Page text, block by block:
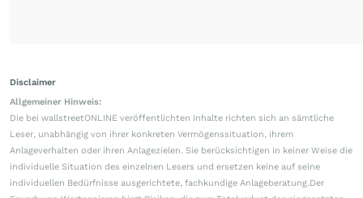
Disclaimer
Allgemeiner Hinweis:
Die bei wallstreetONLINE veröffentlichten Inhalte richten sich an sämtliche
Leser, unabhängig von ihrer konkreten Vermögenssituation, ihrem
Anlageverhalten oder ihren Anlagezielen. Sie berücksichtigen in keiner Weise die
individuelle Situation des einzelnen Lesers und ersetzen keine auf seine
individuellen Bedürfnisse ausgerichtete, fachkundige Anlageberatung.Der